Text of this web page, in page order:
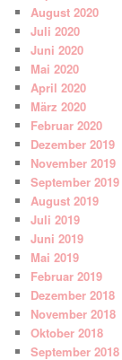
August 2020
Juli 2020
Juni 2020
Mai 2020
April 2020
März 2020
Februar 2020
Dezember 2019
November 2019
September 2019
August 2019
Juli 2019
Juni 2019
Mai 2019
Februar 2019
Dezember 2018
November 2018
Oktober 2018
September 2018